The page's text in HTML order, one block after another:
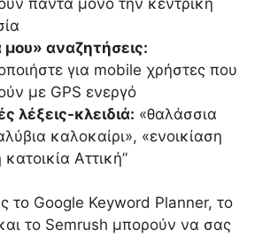
αναζητήσεις:
για mobile χρήστες που
με GPS ενεργό
λέξεις-κλειδιά: «θαλάσσια
καλοκαίρι», «ενοικίαση
κατοικία Αττική”
το Google Keyword Planner, το
το Semrush μπορούν να σας